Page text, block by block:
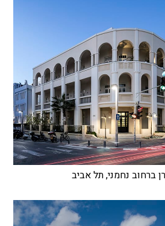
ברחוב נחמני, תל אביב